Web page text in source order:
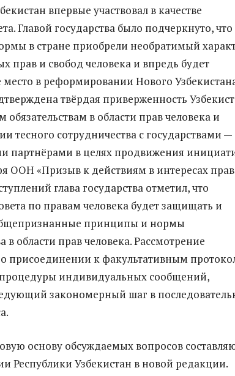
впервые участвовал в качестве
Главой государства было подчеркнуто, что
в стране приобрели необратимый
прав и свобод человека и впредь будет
в реформировании Нового
твёрдая приверженность
в области прав человека и
тесного сотрудничества с государствами —
партнёрами в целях продвижения
ООН «Призыв к действиям в интересах прав
глава государства отметил, что
по правам человека будет защищать и
принципы и нормы
области прав человека. Рассмотрение
присоединении к факультативным
индивидуальных сообщений,
закономерный шаг в
основу обсуждаемых вопросов
Республики Узбекистан в новой редакции.